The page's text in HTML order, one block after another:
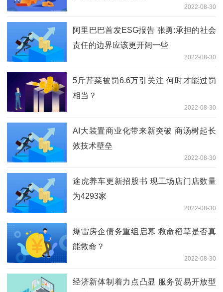
2022-08-30
阿里巴巴首发ESG报告 张勇:承担的社会
责任的边界应该更开阔一些
2022-08-30
5斤芹菜被罚6.6万引关注 何时才能过罚
相当？
2022-08-30
AI大装置商业化带来新突破 商汤树起长
效技术壁垒
2022-08-30
途虎养车更新招股书 现工场店门店数量
为4293家
2022-08-30
爆雷房企债务重组启幕 救命稻草是否真
能救命？
2022-08-30
经济新体制着力点凸显 服务贸易开放型